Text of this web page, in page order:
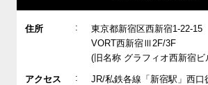
住所 :
東京都新宿区西新宿1-22-15
VORT西新宿Ⅲ2F/3F
(旧名称 グラフィオ西新宿ビ
アクセス :
JR/私鉄各線「新宿駅」西口